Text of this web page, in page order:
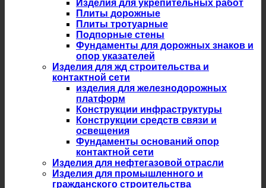
Изделия для укрепительных работ
Плиты дорожные
Плиты тротуарные
Подпорные стены
Фундаменты для дорожных знаков и
опор указателей
Изделия для жд строительства и
контактной сети
изделия для железнодорожных
платформ
Конструкции инфраструктуры
Конструкции средств связи и
освещения
Фундаменты оснований опор
контактной сети
Изделия для нефтегазовой отрасли
Изделия для промышленного и
гражданского строительства